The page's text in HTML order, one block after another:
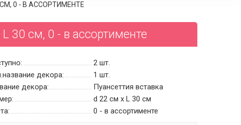
0 - В АССОРТИМЕНТЕ
30 см, 0 - в ассортименте
2 шт.
декора:
1 шт.
декора:
Пуансеттия вставка
d 22 см х L 30 см
0 - в ассортименте